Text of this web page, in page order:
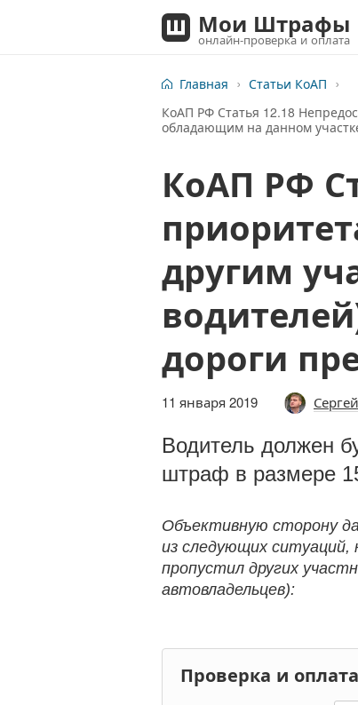
Мои Штрафы
онлайн-проверка и оплата
Главная
Статьи КоАП
КоАП РФ Статья 12.18
обладающим на данном
КоАП РФ
другим
дороги
11 января 2019
Водитель должен
штраф в размере
Объективную сторону
из следующих ситуаций,
пропустил других
автовладельцев):
Проверка и